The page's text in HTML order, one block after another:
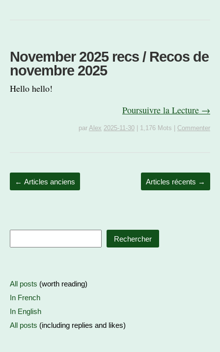
November 2025 recs / Recos de
novembre 2025
Hello hello!
Poursuivre la Lecture →
par Alex 2025-11-30 1,176 Mots Commenter
← Articles anciens Articles récents →
Rechercher
All posts (worth reading)
In French
In English
All posts (including replies and likes)